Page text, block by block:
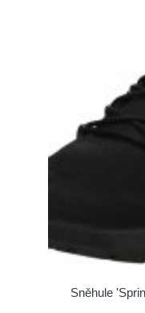
Sněhule